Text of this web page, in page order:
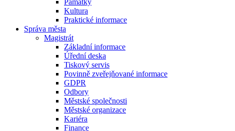
Památky
Kultura
Praktické informace
Správa města
Magistrát
Základní informace
Úřední deska
Tiskový servis
Povinně zveřejňované informace
GDPR
Odbory
Městské společnosti
Městské organizace
Kariéra
Finance